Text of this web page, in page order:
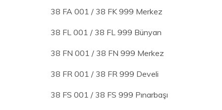
38 FA 001 / 38 FK 999 Merkez
38 FL 001 / 38 FL 999 Bünyan
38 FN 001 / 38 FN 999 Merkez
38 FR 001 / 38 FR 999 Develi
38 FS 001 / 38 FS 999 Pınarbaşı